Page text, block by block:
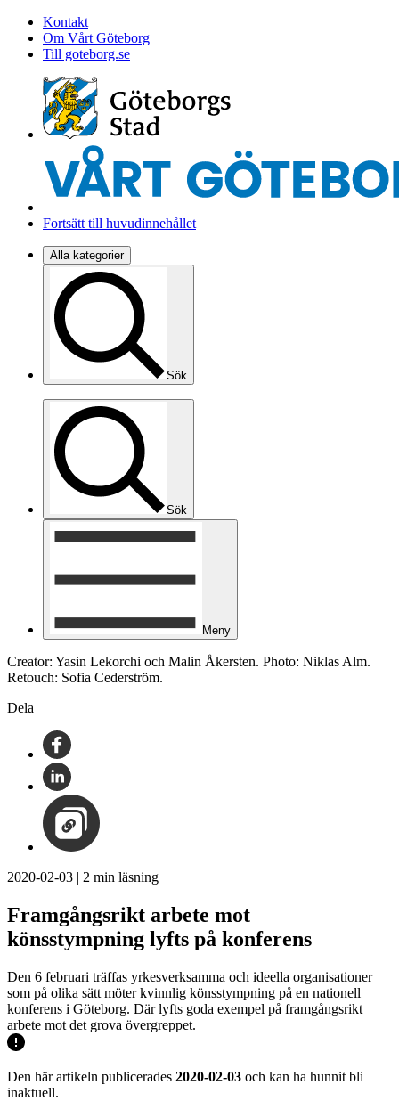
Kontakt
Om Vårt Göteborg
Till goteborg.se
Fortsätt till huvudinnehållet
Alla kategorier
Sök
Sök
Meny
Creator: Yasin Lekorchi och Malin Åkersten. Photo: Niklas Alm.
Retouch: Sofia Cederström.
Dela
2020-02-03 | 2 min läsning
Framgångsrikt arbete mot
könsstympning lyfts på konferens
Den 6 februari träffas yrkesverksamma och ideella organisationer
som på olika sätt möter kvinnlig könsstympning på en nationell
konferens i Göteborg. Där lyfts goda exempel på framgångsrikt
arbete mot det grova övergreppet.
Den här artikeln publicerades 2020-02-03 och kan ha hunnit bli
inaktuell.